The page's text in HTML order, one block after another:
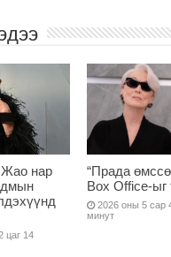
нар
цаг 14
“Прада
Box Office-ыг
2026 оны 5 сар
минут